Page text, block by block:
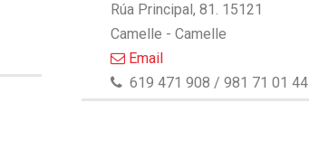
Rúa Principal, 81. 15121
Camelle - Camelle
Email
619 471 908 / 981 71 01 44